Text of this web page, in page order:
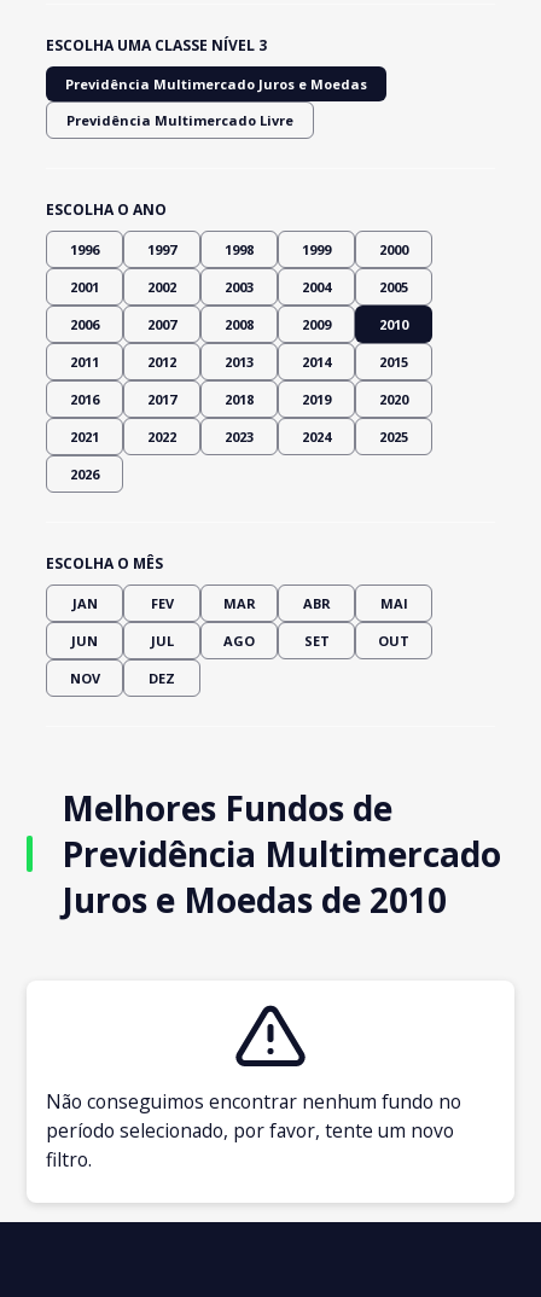
ESCOLHA UMA CLASSE NÍVEL 3
Previdência Multimercado Juros e Moedas
Previdência Multimercado Livre
ESCOLHA O ANO
1996 1997 1998 1999 2000
2001 2002 2003 2004 2005
2006 2007 2008 2009 2010
2011 2012 2013 2014 2015
2016 2017 2018 2019 2020
2021 2022 2023 2024 2025
2026
ESCOLHA O MÊS
JAN FEV MAR ABR MAI
JUN JUL AGO SET OUT
NOV DEZ
Melhores Fundos de
Previdência Multimercado
Juros e Moedas de 2010
Não conseguimos encontrar nenhum fundo no
período selecionado, por favor, tente um novo
filtro.